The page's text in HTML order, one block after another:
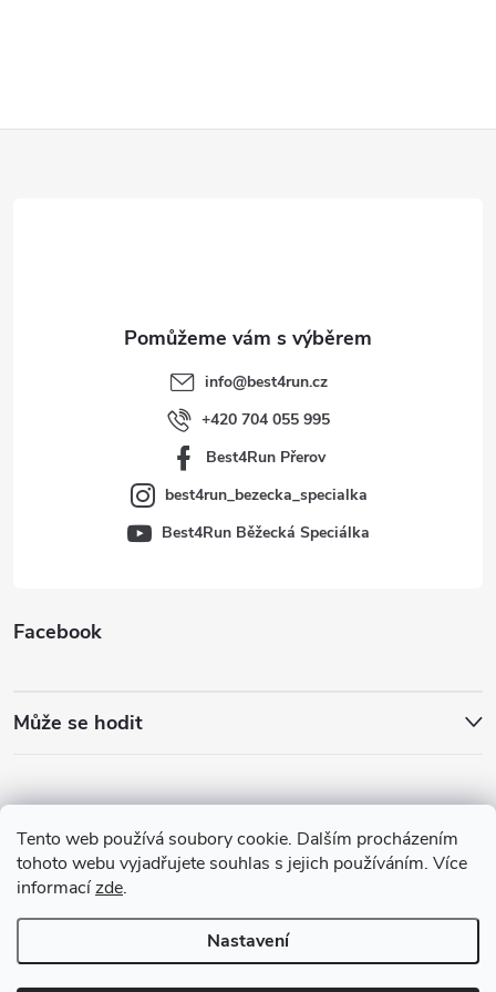
Tento web používá soubory cookie. Dalším procházením
tohoto webu vyjadřujete souhlas s jejich používáním. Více
informacízde.
Nastavení
Facebook
Může se hodit
info@best4run.cz
+420 704 055 995
Best4Run Přerov
best4run_bezecka_specialka
Best4Run Běžecká Speciálka